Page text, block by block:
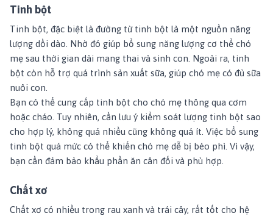
Tinh bột
Tinh bột, đặc biệt là đường từ tinh bột là một nguồn năng
lượng dồi dào. Nhờ đó giúp bổ sung năng lượng cơ thể chó
mẹ sau thời gian dài mang thai và sinh con. Ngoài ra, tinh
bột còn hỗ trợ quá trình sản xuất sữa, giúp chó mẹ có đủ sữa
nuôi con.
Bạn có thể cung cấp tinh bột cho chó mẹ thông qua cơm
hoặc cháo. Tuy nhiên, cần lưu ý kiểm soát lượng tinh bột sao
cho hợp lý, không quá nhiều cũng không quá ít. Việc bổ sung
tinh bột quá mức có thể khiến chó mẹ dễ bị béo phì. Vì vậy,
bạn cần đảm bảo khẩu phần ăn cân đối và phù hợp.
Chất xơ
Chất xơ có nhiều trong rau xanh và trái cây, rất tốt cho hệ